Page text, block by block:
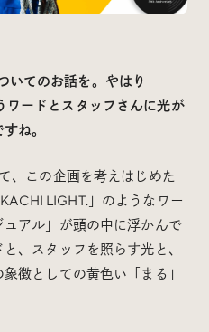
いてのお話を。やはり
ワードとスタッフさんに光が
ね。
、この企画を考えはじめた
LIGHT.」のようなワー
ュアル」が頭の中に浮かんで
、スタッフを照らす光と、
徴としての黄色い「まる」